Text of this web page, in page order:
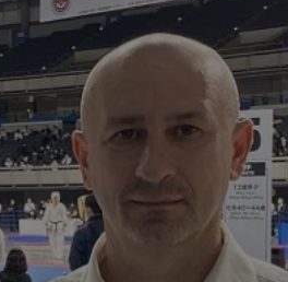
Jest to korzystne dla strony internetowej, ponieważ
umożliwia tworzenie ważnych raportów na temat
korzystania z jej witryny internetowej.
Ten plik cookie służy do rozróżniania ludzi i botów.
Jest to korzystne dla strony internetowej, ponieważ
umożliwia tworzenie ważnych raportów na temat
korzystania z jej witryny internetowej.
Ten plik cookie jest używany do przechowywania
zgody użytkownika i wyboru prywatności dla ich
interakcji z witryną. Rejestruje dane dotyczące
zgody odwiedzającego na różne polityki i
ustawienia prywatności, zapewniając, że ich
preferencje zostaną uhonorowane w przyszłych
sesjach.
Ten plik cookie jest używany przez usługę Cookie-